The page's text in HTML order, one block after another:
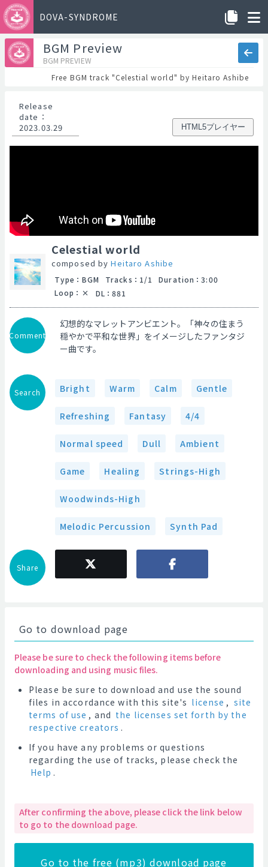
DOVA-SYNDROME
BGM Preview
BGM PREVIEW
Free BGM track "Celestial world" by Heitaro Ashibe
Release
date ：
2023.03.29
HTML5プレイヤー
Celestial world
composed byHeitaro Ashibe
Type ： BGM Tracks ： 1/1 Duration ： 3:00
Loop ： DL ： 881
Comment
幻想的なマレットアンビエント。「神々の住まう
穏やかで平和な世界」をイメージしたファンタジ
ー曲です。
Search Bright Warm Calm Gentle
Refreshing Fantasy 4/4
Normal speed Dull Ambient
Game Healing Strings-High
Woodwinds-High
Melodic Percussion Synth Pad
Share
Go to download page
Please be sure to check the following items before
downloading and using music files.
Please be sure to download and use the sound
files in accordance with this site's license , site
terms of use , and the licenses set forth by the
respective creators .
If you have any problems or questions
regarding the use of tracks, please check the
Help .
After confirming the above, please click the link below
to go to the download page.
Go to the free (mp3) download page